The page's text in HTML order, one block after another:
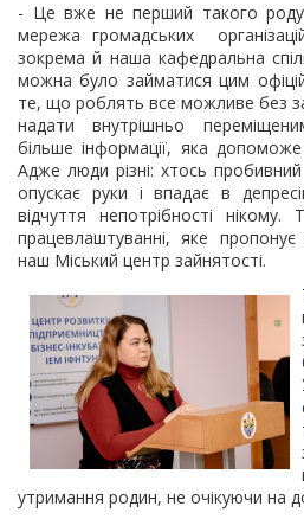
- Це вже не перший такого роду
мережа громадських
зокрема й наша кафедральна
можна було займатися цим
те, що роблять все можливе без
надати внутрішньо
більше інформації, яка
Адже люди різні: хтось
опускає руки і впадає в
відчуття непотрібності
працевлаштуванні, яке
наш Міський центр зайнятості.
утримання родин, не очікуючи на